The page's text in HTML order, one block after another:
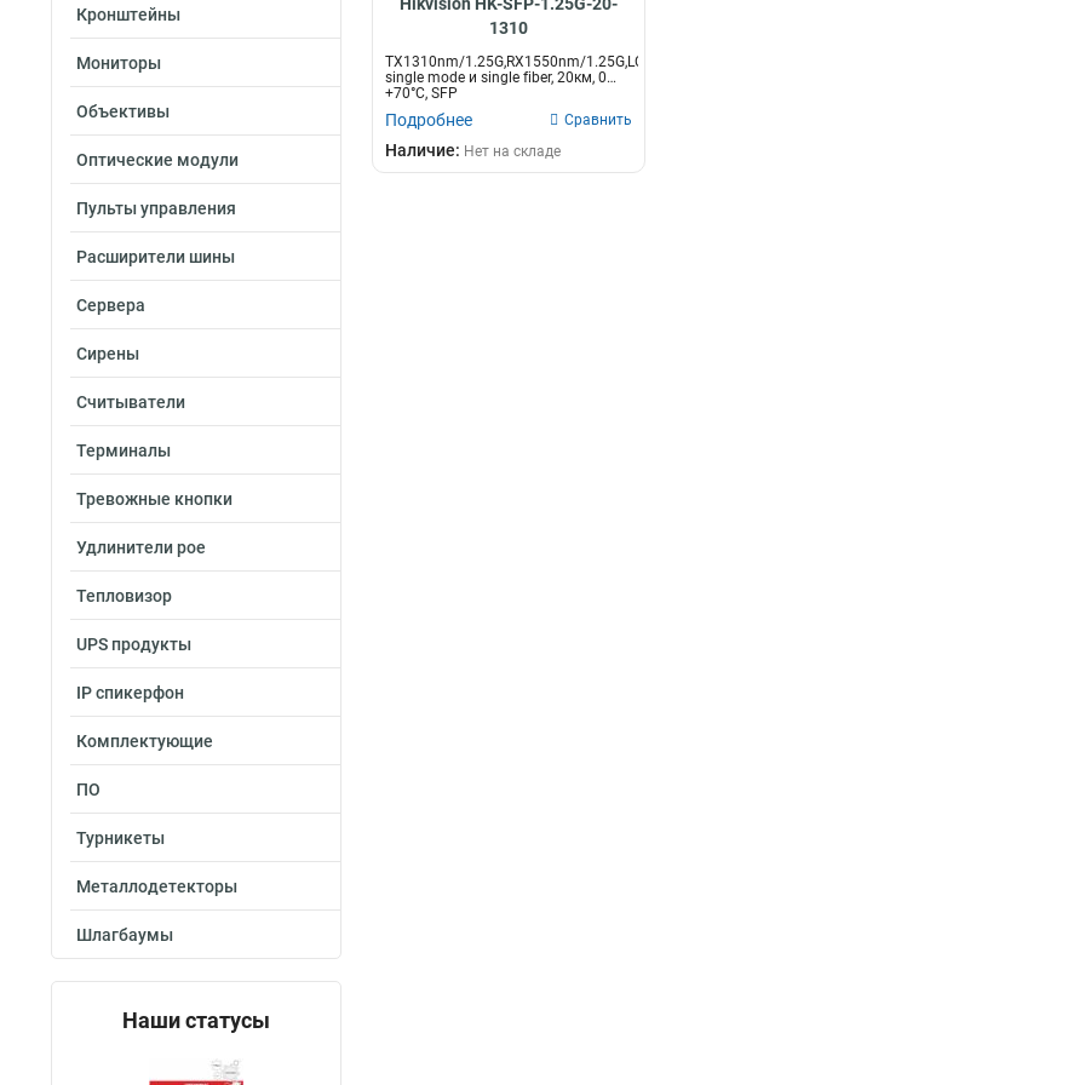
Кронштейны
Мониторы
Объективы
Оптические модули
Пульты управления
Расширители шины
Сервера
Сирены
Считыватели
Терминалы
Тревожные кнопки
Удлинители poe
Тепловизор
UPS продукты
IP спикерфон
Комплектующие
ПО
Турникеты
Металлодетекторы
Шлагбаумы
Наши статусы
1310
TX1310nm/1.25G,RX1550nm/1.25G,LC,
single mode и single fiber, 20км, 0…
+70°C, SFP
Подробнее Сравнить
Наличие: Нет на складе